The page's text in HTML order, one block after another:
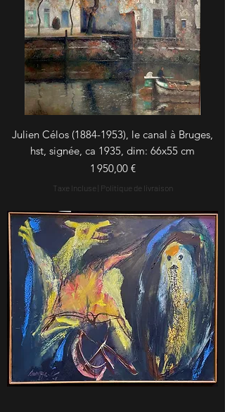
Julien Célos (1884-1953), le canal à Bruges,
hst, signée, ca 1935, dim: 66x55 cm
Prix
1 950,00 €
Taxe Incluse Politique de livraison